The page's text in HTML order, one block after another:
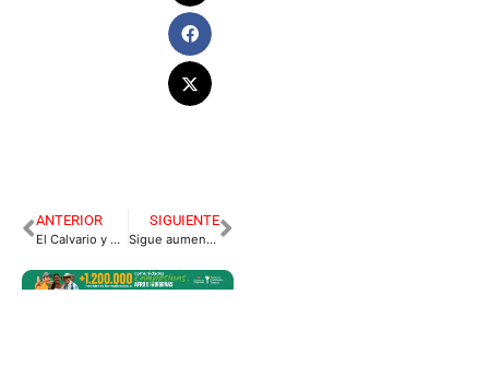
ANTERIOR
El Calvario y San Juanito siguen invictos ante el Covid-19
SIGUIENTE
Sigue aumentando el desempleo en Villavicencio